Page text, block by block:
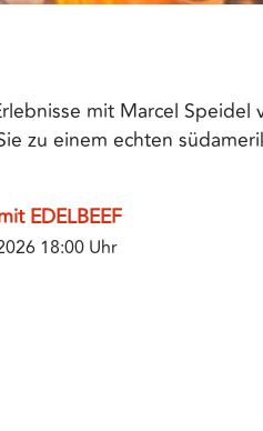
mit Marcel Speidel
zu einem echten
EDELBEEF
18:00 Uhr